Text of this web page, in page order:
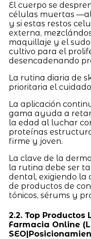
El cuerpo se
células muertas
y si estas restos
externa,
maquillaje y el
cultivo para el
desencadenando
La rutina diaria de
prioritaria el
La aplicación
gama ayuda a
la edad al luchar
proteínas
firme y joven.
La clave de la
la rutina debe ser
dental, exigiendo
de productos de
tónicos, sérums y
2.2. Top
Farmacia Online